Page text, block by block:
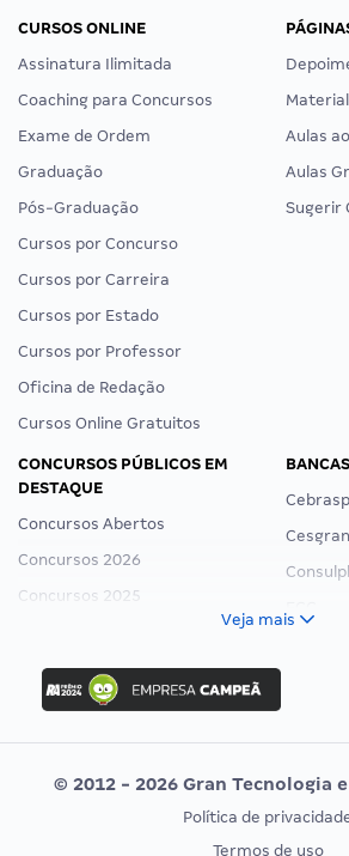
CURSOS ONLINE
Assinatura Ilimitada
Coaching para Concursos
Exame de Ordem
Graduação
Pós-Graduação
Cursos por Concurso
Cursos por Carreira
Cursos por Estado
Cursos por Professor
Oficina de Redação
Cursos Online Gratuitos
Aulas
Aulas
Sugerir
CONCURSOS PÚBLICOS EM
DESTAQUE
Concursos Abertos
Concursos 2026
Concursos 2025
Concurso Ibama
Concurso MPU
Editais publicados
Vunesp
CONCURSOS POR PROFISSÃO
EXAME
Veja mais
© 2012 - 2026 Gran Tecnologia
Política de
Termos de uso